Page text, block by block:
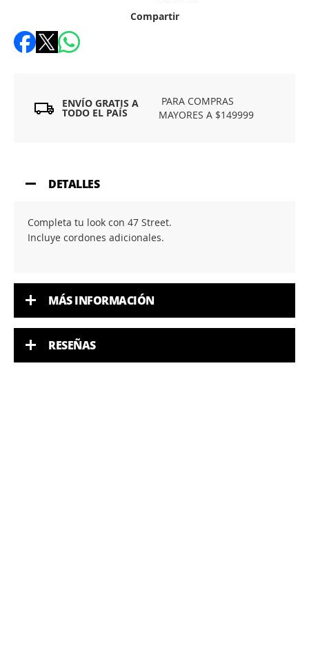
Compartir
ENVÍO GRATIS A
TODO EL PAÍS
PARA COMPRAS
MAYORES A $149999
DETALLES
Completa tu look con 47 Street.
Incluye cordones adicionales.
MÁS INFORMACIÓN
RESEÑAS